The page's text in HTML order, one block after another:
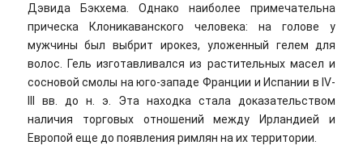
Дэвида Бэкхема. Однако наиболее примечательна
прическа Клоникаванского человека: на голове у
мужчины был выбрит ирокез, уложенный гелем для
волос. Гель изготавливался из растительных масел и
сосновой смолы на юго-западе Франции и Испании в IV-
III вв. до н. э. Эта находка стала доказательством
наличия торговых отношений между Ирландией и
Европой еще до появления римлян на их территории.